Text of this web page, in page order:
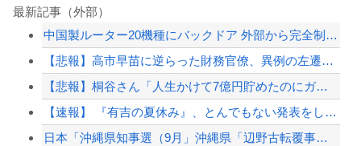
最新記事（外部）
中国製ルーター20機種にバックドア 外部から完全制御できる機能が仕込まれていた
【悲報】高市早苗に逆らった財務官僚、異例の左遷ｗｗｗｗｗｗｗｗ
【悲報】桐谷さん「人生かけて7億円貯めたのにガンで死ぬかも。もっと素直に遊べばよ...
【速報】 『有吉の夏休み』、とんでもない発表をしてしまう！！！！！
日本「沖縄県知事選（9月」沖縄県「辺野古転覆事件」日教組「同志社批判！（社民系」...